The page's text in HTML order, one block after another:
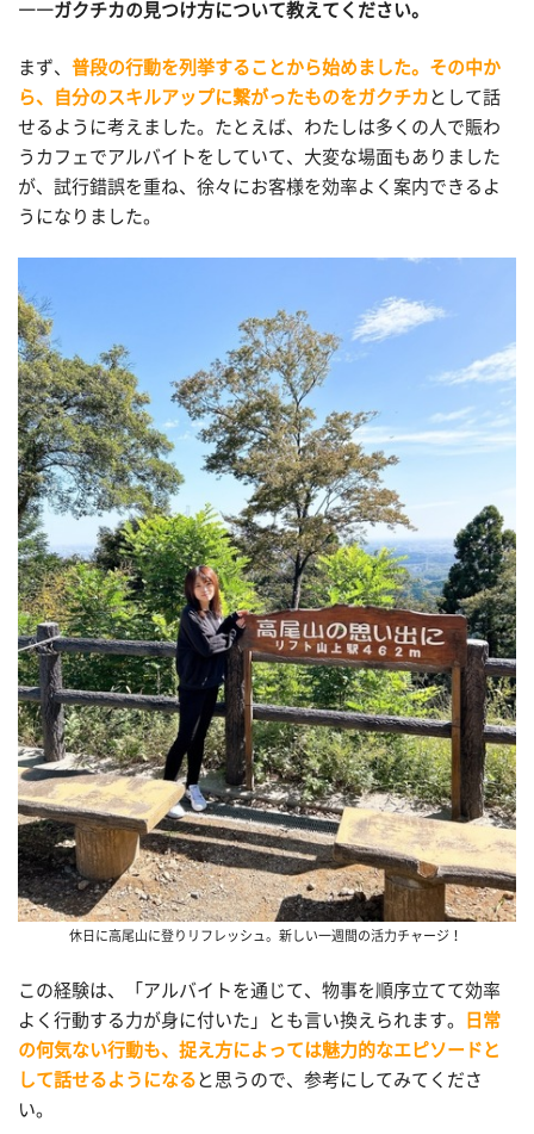
――ガクチカの見つけ方について教えてください。
まず、 普段の行動を列挙することから始めました。その中か
ら、自分のスキルアップに繋がったものをガクチカ として話
せるように考えました。たとえば、わたしは多くの人で賑わ
うカフェでアルバイトをしていて、大変な場面もありました
が、試行錯誤を重ね、徐々にお客様を効率よく案内できるよ
うになりました。
休日に高尾山に登りリフレッシュ。新しい一週間の活力チャージ！
この経験は、「アルバイトを通じて、物事を順序立てて効率
よく行動する力が身に付いた」とも言い換えられます。
日常
の何気ない行動も、捉え方によっては魅力的なエピソードと
して話せるようになる と思うので、参考にしてみてくださ
い。